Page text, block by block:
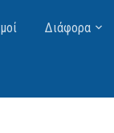
Διάφορα